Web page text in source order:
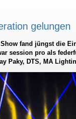
gelungen
fand jüngst die
session pro als
Paky, DTS, MA